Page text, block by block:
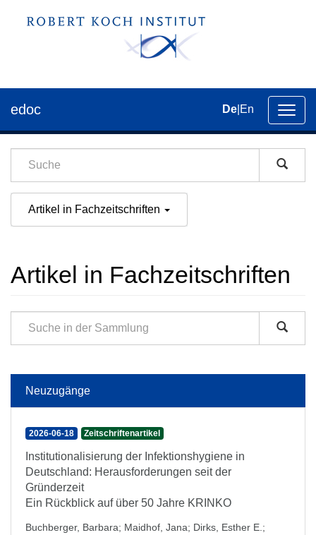
der
edoc De En
Artikel in Fachzeitschriften
Artikel in Fachzeitschriften
Neuzugänge
2026-06-18 Zeitschriftenartikel
Institutionalisierung der Infektionshygiene in
Deutschland: Herausforderungen seit der
Gründerzeit
Ein Rückblick auf über 50 Jahre KRINKO
Buchberger, Barbara; Maidhof, Jana; Dirks, Esther E. ;